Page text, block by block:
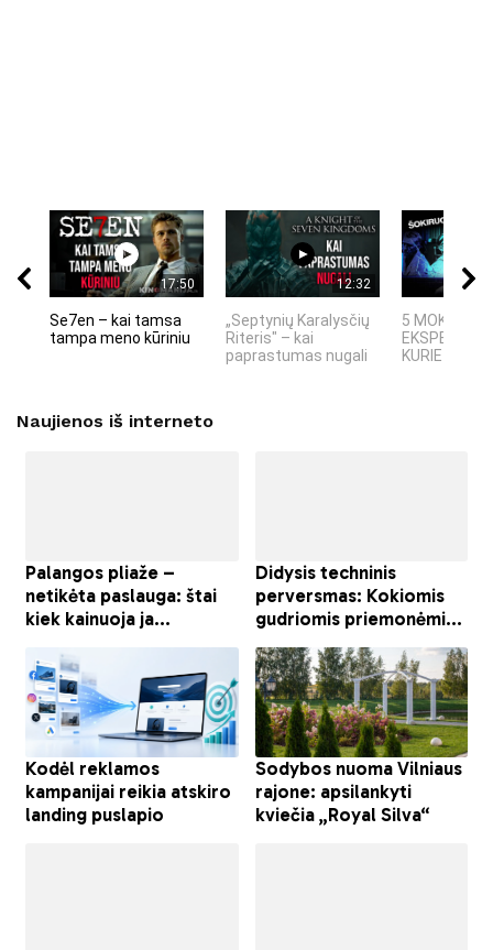
17:50
Se7en – kai tamsa
tampa meno kūriniu
12:32
„Septynių Karalysčių
Riteris" – kai
paprastumas nugali
5 MOKSLINIAI
KURIE
Naujienos iš interneto